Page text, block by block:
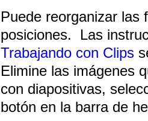
Puede reorganizar las
posiciones. Las
Trabajando con Clips
Elimine las imágenes
con diapositivas,
botón en la barra de